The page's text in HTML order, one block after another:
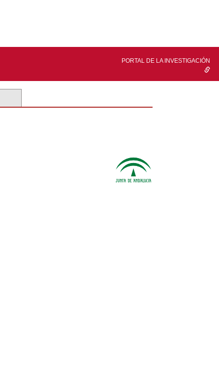
PORTAL DE LA INVESTIGACIÓN